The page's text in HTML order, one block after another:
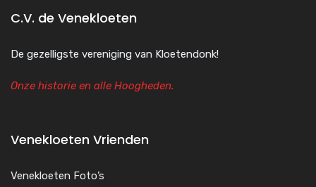
C.V. de Venekloeten
De gezelligste vereniging van Kloetendonk!
Onze historie en alle Hoogheden.
Venekloeten Vrienden
Venekloeten Foto’s